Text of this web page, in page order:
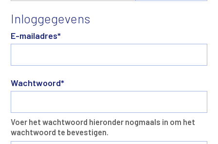
Inloggegevens
E-mailadres*
Wachtwoord*
Voer het wachtwoord hieronder nogmaals in om het
wachtwoord te bevestigen.